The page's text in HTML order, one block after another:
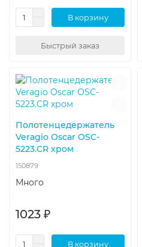
В корзину
Быстрый заказ
Полотенцедержатель
Veragio Oscar OSC-
5223.CR хром
150879
Много
1023 ₽
В корзину